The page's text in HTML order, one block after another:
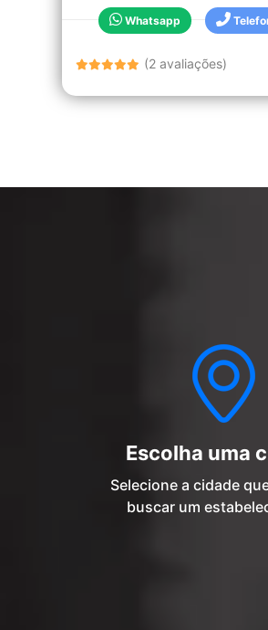
Whatsapp
(2 avaliações)
Escolha uma
Selecione a cidade
buscar um